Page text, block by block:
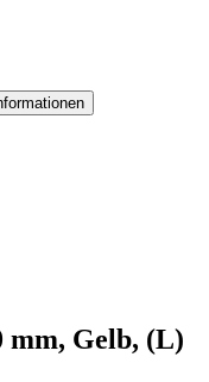
mm, Gelb, (L)